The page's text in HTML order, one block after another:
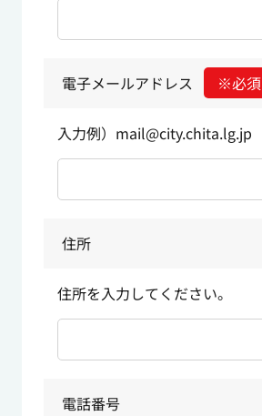
電子メールアドレス ※必須
入力例）mail@city.chita.lg.jp
住所
住所を入力してください。
電話番号